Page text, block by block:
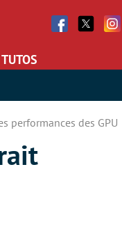
Facebook
Twitter
TUTOS
performances des GPU